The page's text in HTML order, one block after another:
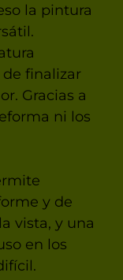
la pintura
finalizar
Gracias a
ni los
y de
vista, y una
en los